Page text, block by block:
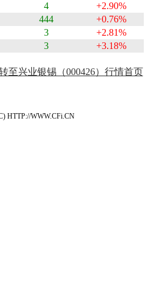
4
+2.90%
444
+0.76%
3
+2.81%
3 +3.18%
至兴业银锡（000426）行情首页
HTTP://WWW.CFi.CN